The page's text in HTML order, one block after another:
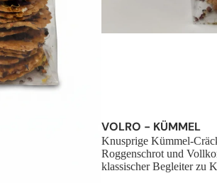
VOLRO - KÜMMEL
Knusprige Kümmel-
Roggenschrot und
klassischer Begleiter zu